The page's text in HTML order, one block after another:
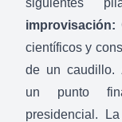
siguientes
improvisación:
científicos y
de un caudillo.
un punto
presidencial.